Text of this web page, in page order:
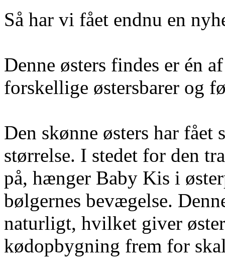
Så har vi fået endnu en
Denne østers findes er én
forskellige østersbarer og
Den skønne østers har
størrelse. I stedet for den
på, hænger Baby Kis i
bølgernes bevægelse.
naturligt, hvilket giver
kødopbygning frem for